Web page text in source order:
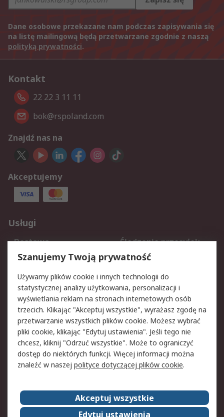
Dane osobowe przekazane nam podczas zapisywania się
na listę mailingową będą przetwarzane zgodnie z naszą
polityką prywatności.
Kontakt
22 22 3 11 11
bok@rspoland.com
Znajdź nas na
Akceptujemy
Usługi
Dostawa
Śledzenie przesyłek
Reklamacje i zwroty
Rejestracja
Aspekty prawne
Bezpieczeństwo e-
maila
Polityka dotycząca
plików cookie
Polityka prywatności
Użytkowanie witryny
Zastrzeżenia prawne
Warunki Sprzedaży
Kontakt
O firmie RS
RS na świecie
Szanujemy Twoją prywatność
Używamy plików cookie i innych technologii do
statystycznej analizy użytkowania, personalizacji i
wyświetlania reklam na stronach internetowych osób
trzecich. Klikając "Akceptuj wszystkie", wyrażasz zgodę na
przetwarzanie wszystkich plików cookie. Możesz wybrać
pliki cookie, klikając "Edytuj ustawienia". Jeśli tego nie
chcesz, kliknij "Odrzuć wszystkie". Może to ograniczyć
dostęp do niektórych funkcji. Więcej informacji można
znaleźć w naszej polityce dotyczącej plików cookie.
Akceptuj wszystkie
Edytuj ustawienia